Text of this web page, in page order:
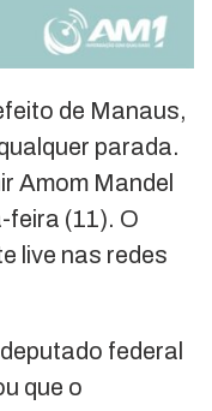
de Manaus,
parada.
Amom Mandel
feira (11). O
live nas redes
federal
que o